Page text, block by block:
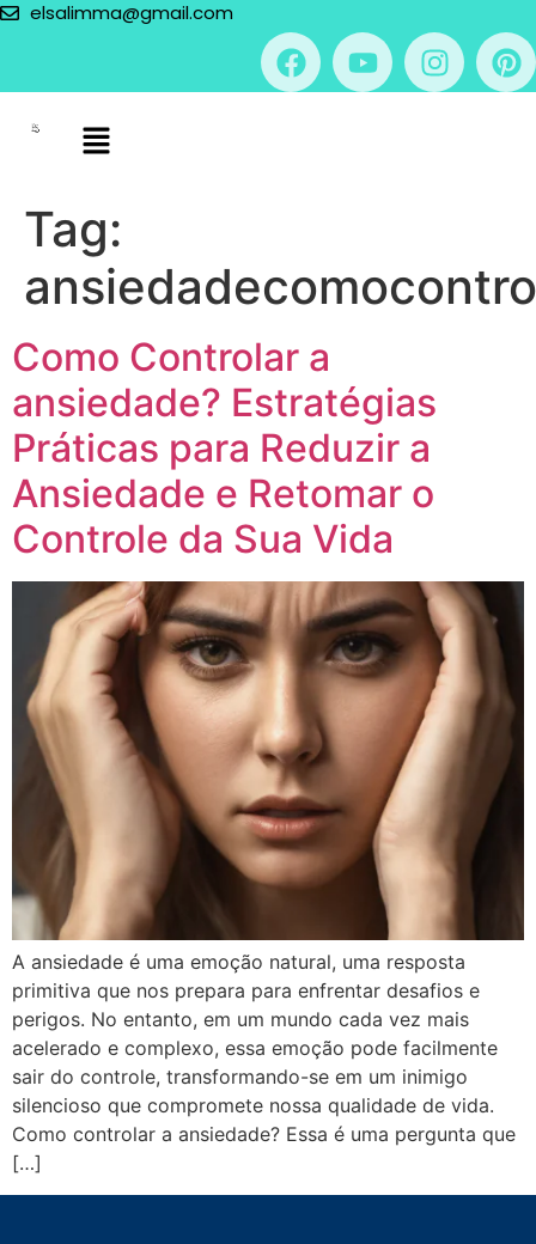
elsalimma@gmail.com
Tag:
Como Controlar a
ansiedade? Estratégias
Práticas para Reduzir a
Ansiedade e Retomar o
Controle da Sua Vida
A ansiedade é uma emoção natural, uma resposta
primitiva que nos prepara para enfrentar desafios e
perigos. No entanto, em um mundo cada vez mais
acelerado e complexo, essa emoção pode facilmente
sair do controle, transformando-se em um inimigo
silencioso que compromete nossa qualidade de vida.
Como controlar a ansiedade? Essa é uma pergunta que
[…]